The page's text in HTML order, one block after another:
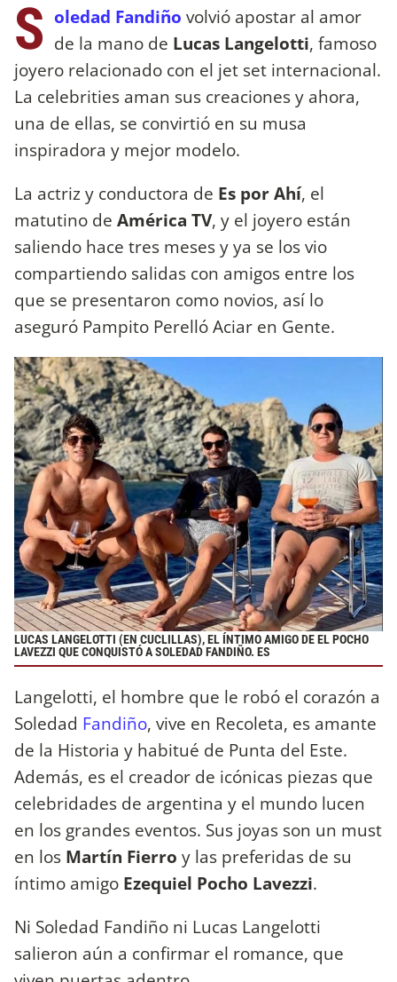
S oledad Fandiño volvió apostar al amor
de la mano de Lucas Langelotti, famoso
joyero relacionado con el jet set internacional.
La celebrities aman sus creaciones y ahora,
una de ellas, se convirtió en su musa
inspiradora y mejor modelo.
La actriz y conductora de Es por Ahí, el
matutino de América TV, y el joyero están
saliendo hace tres meses y ya se los vio
compartiendo salidas con amigos entre los
que se presentaron como novios, así lo
aseguró Pampito Perelló Aciar en Gente.
LUCAS LANGELOTTI (EN CUCLILLAS), EL ÍNTIMO AMIGO DE EL POCHO
LAVEZZI QUE CONQUISTÓ A SOLEDAD FANDIÑO. ES
Langelotti, el hombre que le robó el corazón a
Soledad Fandiño, vive en Recoleta, es amante
de la Historia y habitué de Punta del Este.
Además, es el creador de icónicas piezas que
celebridades de argentina y el mundo lucen
en los grandes eventos. Sus joyas son un must
en los Martín Fierro y las preferidas de su
íntimo amigo Ezequiel Pocho Lavezzi.
Ni Soledad Fandiño ni Lucas Langelotti
salieron aún a confirmar el romance, que